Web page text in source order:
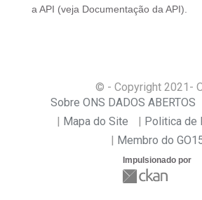
a API (veja Documentação da API ).
© - Copyright 2021 -
Sobre ONS DADOS ABERTOS
Mapa do Site
Politica de
Membro do
Impulsionado por